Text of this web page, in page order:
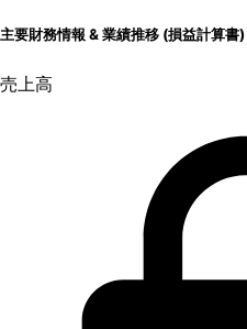
主要財務情報 & 業績推移 (損益計算書)
売上高